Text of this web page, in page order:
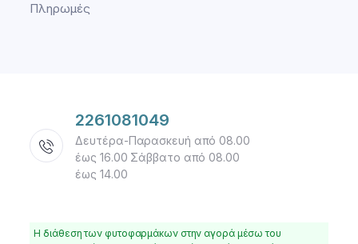
Πληρωμές
2261081049
Δευτέρα-Παρασκευή από 08.00
έως 16.00 Σάββατο από 08.00
έως 14.00
Η διάθεση των φυτοφαρμάκων στην αγορά μέσω του